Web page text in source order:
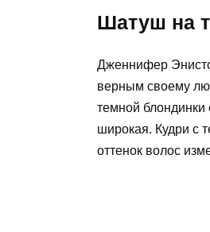
Шатуш на
Дженнифер
верным своему
темной блондинки
широкая. Кудри с
оттенок волос